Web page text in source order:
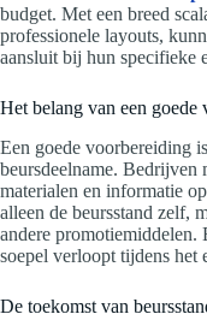
budget. Met een breed
professionele layouts,
aansluit bij hun specifieke
Het belang van een goede
Een goede voorbereiding
beursdeelname. Bedrijven
materialen en informatie
alleen de beursstand zelf,
andere promotiemiddelen.
soepel verloopt tijdens het
De toekomst van